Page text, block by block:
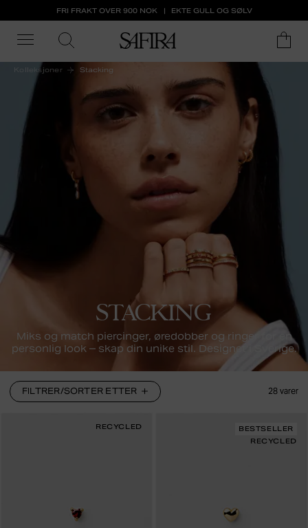
FRI FRAKT OVER 900 NOK EKTE GULL OG SØLV
Kolleksjoner Stacking
STACKING
Miks og match piercinger, øredobber og ringer for en
personlig look – skap din unike stil. Designet i Sverige.
FILTRER/SORTER ETTER 28 varer
RECYCLED
BESTSELLER
RECYCLED